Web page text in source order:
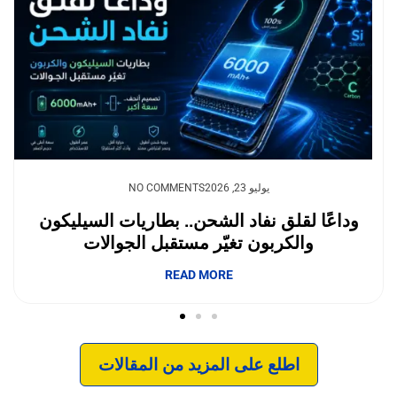
يوليو 23, 2026 NO COMMENTS
وداعًا لقلق نفاد الشحن.. بطاريات السيليكون
والكربون تغيّر مستقبل الجوالات
READ MORE
اطلع على المزيد من المقالات
إبداع فور يو